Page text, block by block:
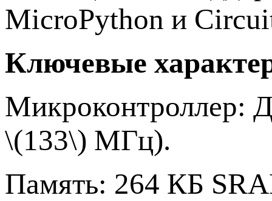
MicroPython и
Ключевые
Микроконтроллер:
\(133\) МГц).
Память: 264 КБ